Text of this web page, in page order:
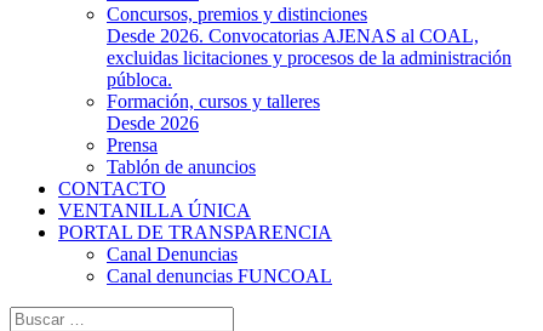
Concursos, premios y distinciones
Desde 2026. Convocatorias AJENAS al COAL,
excluidas licitaciones y procesos de la administración
públoca.
Formación, cursos y talleres
Desde 2026
Prensa
Tablón de anuncios
CONTACTO
VENTANILLA ÚNICA
PORTAL DE TRANSPARENCIA
Canal Denuncias
Canal denuncias FUNCOAL
Buscar: